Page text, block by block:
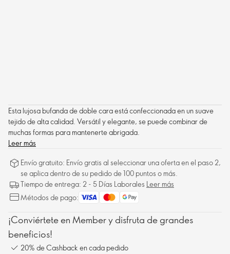
Esta lujosa bufanda de doble cara está confeccionada en un suave
tejido de alta calidad. Versátil y elegante, se puede combinar de
muchas formas para mantenerte abrigada.
Leer más
Envío gratuito: Envío gratis al seleccionar una oferta en el paso 2,
se aplica dentro de su pedido de 100 puntos o más.
Tiempo de entrega: 2 - 5 Días Laborales Leer más
Métodos de pago:
¡Conviértete en Member y disfruta de grandes
beneficios!
20% de Cashback en cada pedido